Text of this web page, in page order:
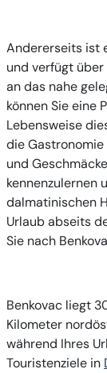
Andererseits ist
und verfügt
an das nahe
können Sie eine
Lebensweise
die
und
kennenzulernen
dalmatinischen
Urlaub abseits
Sie nach
Benkovac liegt
Kilometer
während Ihres
Touristenziele in